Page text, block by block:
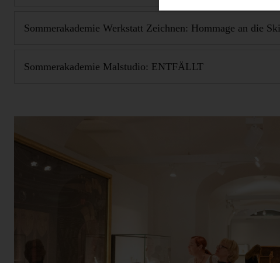
Sommerakademie Werkstatt Zeichnen: Hommage an die
Sommerakademie Malstudio: ENTFÄLLT